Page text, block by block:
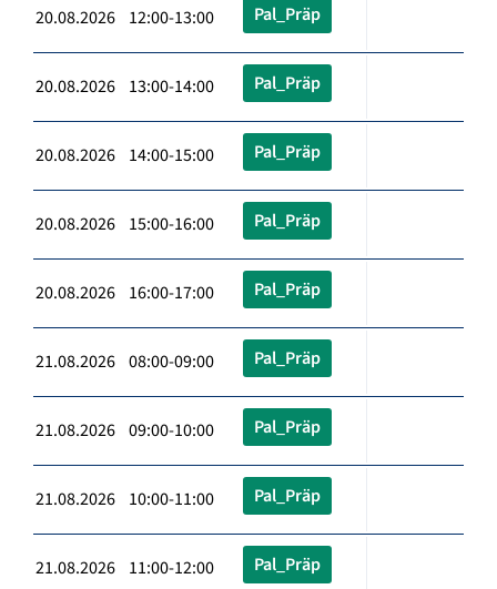
20.08.2026 12:00-13:00 Pal_Präp
20.08.2026 13:00-14:00 Pal_Präp
20.08.2026 14:00-15:00 Pal_Präp
20.08.2026 15:00-16:00 Pal_Präp
20.08.2026 16:00-17:00 Pal_Präp
21.08.2026 08:00-09:00 Pal_Präp
21.08.2026 09:00-10:00 Pal_Präp
21.08.2026 10:00-11:00 Pal_Präp
21.08.2026 11:00-12:00 Pal_Präp